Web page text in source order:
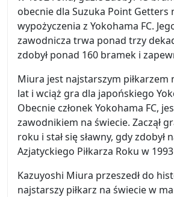
obecnie dla Suzuka Point Getters
wypożyczenia z Yokohama FC.
zawodnicza trwa ponad trzy
zdobył ponad 160 bramek i
Miura jest najstarszym piłkarzem
lat i wciąż gra dla japońskiego
Obecnie członek Yokohama FC,
zawodnikiem na świecie. Zaczął
roku i stał się sławny, gdy zdobył
Azjatyckiego Piłkarza Roku w
Kazuyoshi Miura przeszedł do
najstarszy piłkarz na świecie w